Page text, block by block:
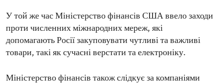
У той же час Міністерство фінансів США ввело заходи
проти численних міжнародних мереж, які
допомагають Росії закуповувати чутливі та важливі
товари, такі як сучасні верстати та електроніку.
Міністерство фінансів також слідкує за компаніями